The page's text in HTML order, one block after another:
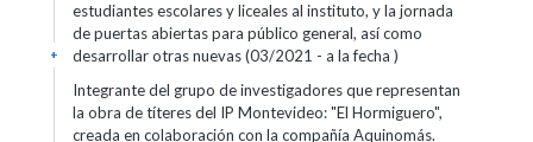
estudiantes escolares y liceales al instituto, y la jornada
de puertas abiertas para público general, así como
desarrollar otras nuevas (03/2021 - a la fecha )
+
Integrante del grupo de investigadores que representan
la obra de títeres del IP Montevideo: "El Hormiguero",
creada en colaboración con la compañía Aquinomás.